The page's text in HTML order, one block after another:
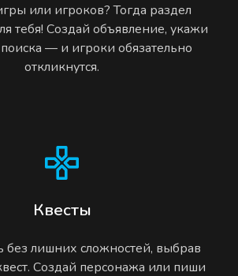
или игроков? Тогда раздел
тебя! Создай объявление, укажи
— и игроки обязательно
откликнутся.
Квесты
без лишних сложностей, выбрав
Создай персонажа или пиши